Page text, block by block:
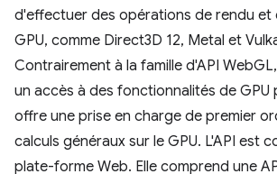
d'effectuer des opérations de rendu et
GPU, comme Direct3D 12, Metal et
Contrairement à la famille d'API
un accès à des fonctionnalités de GPU
offre une prise en charge de premier
calculs généraux sur le GPU. L'API est
plate-forme Web. Elle comprend une